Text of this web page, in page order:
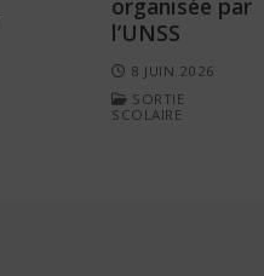
l’UNSS
8 JUIN 2026
SORTIE
SCOLAIRE